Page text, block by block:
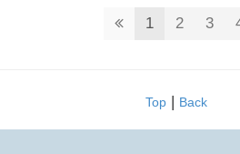
1 2 3
Top| Back